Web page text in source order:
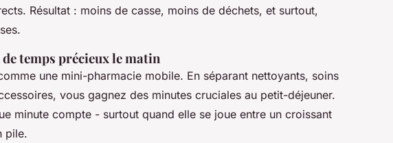
Résultat : moins de casse, moins de déchets, et surtout,
temps précieux le matin
une mini-pharmacie mobile. En séparant nettoyants, soins
vous gagnez des minutes cruciales au petit-déjeuner.
minute compte - surtout quand elle se joue entre un croissant
pile.